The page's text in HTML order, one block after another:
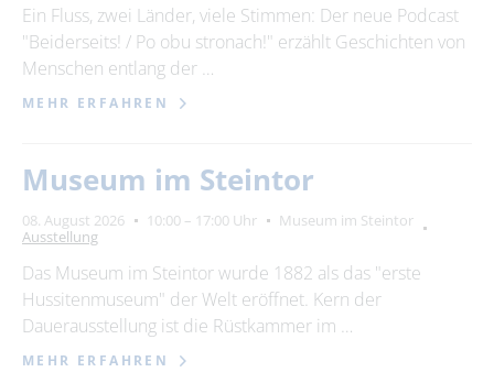
Ein Fluss, zwei Länder, viele Stimmen: Der neue Podcast
"Beiderseits! / Po obu stronach!" erzählt Geschichten von
Menschen entlang der …
MEHR ERFAHREN
Museum im Steintor
08. August 2026 10:00 – 17:00 Uhr
Museum im Steintor
Ausstellung
Das Museum im Steintor wurde 1882 als das "erste
Hussitenmuseum" der Welt eröffnet. Kern der
Dauerausstellung ist die Rüstkammer im …
MEHR ERFAHREN